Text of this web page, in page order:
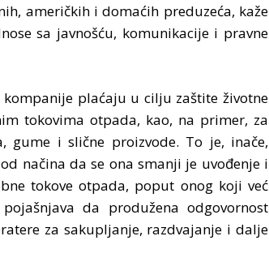
američkih i domaćih preduzeća, kaže
sa javnošću, komunikacije i pravne
plaćaju u cilju zaštite životne
tokovima otpada, kao, na primer, za
gume i slične proizvode. To je, inače,
načina da se ona smanji je uvođenje i
tokove otpada, poput onog koji već
da produžena odgovornost
za sakupljanje, razdvajanje i dalje